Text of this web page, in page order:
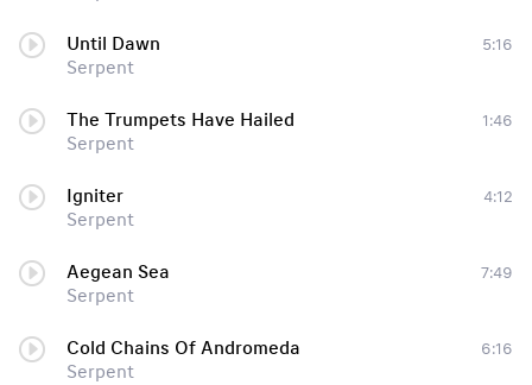
Until Dawn
Serpent
5:16
The Trumpets Have Hailed
Serpent
1:46
Igniter
Serpent
4:12
Aegean Sea
Serpent
7:49
Cold Chains Of Andromeda
Serpent
6:16